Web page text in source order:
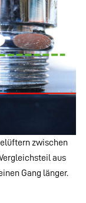
zwischen
aus
Gang länger.